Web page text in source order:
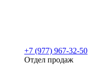
+7 (977) 967-32-50
Отдел продаж